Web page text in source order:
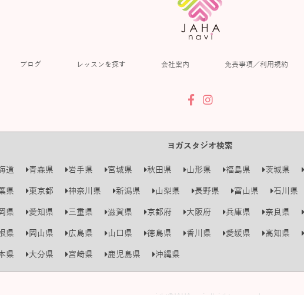
ブログ レッスンを探す 会社案内 免責事項／利用規約
ヨガスタジオ検索
道 青森県 岩手県 宮城県 秋田県 山形県 福島県 茨城県
県
東京都 神奈川県 新潟県 山梨県 長野県 富山県 石川県
県
愛知県 三重県 滋賀県 京都府 大阪府 兵庫県 奈良県
県
岡山県 広島県 山口県 徳島県 香川県 愛媛県 高知県
県
大分県 宮崎県 鹿児島県 沖縄県